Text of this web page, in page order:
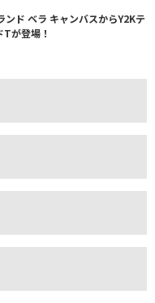
ンド ベラ キャンバスからY2Kテ
が登場！